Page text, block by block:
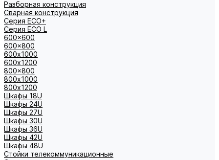
Разборная конструкция
Сварная конструкция
Серия ECO+
Серия ECO L
600x600
600x800
600х1000
600х1200
800x800
800х1000
800х1200
Шкафы 18U
Шкафы 24U
Шкафы 27U
Шкафы 30U
Шкафы 36U
Шкафы 42U
Шкафы 48U
Стойки телекоммуникационные